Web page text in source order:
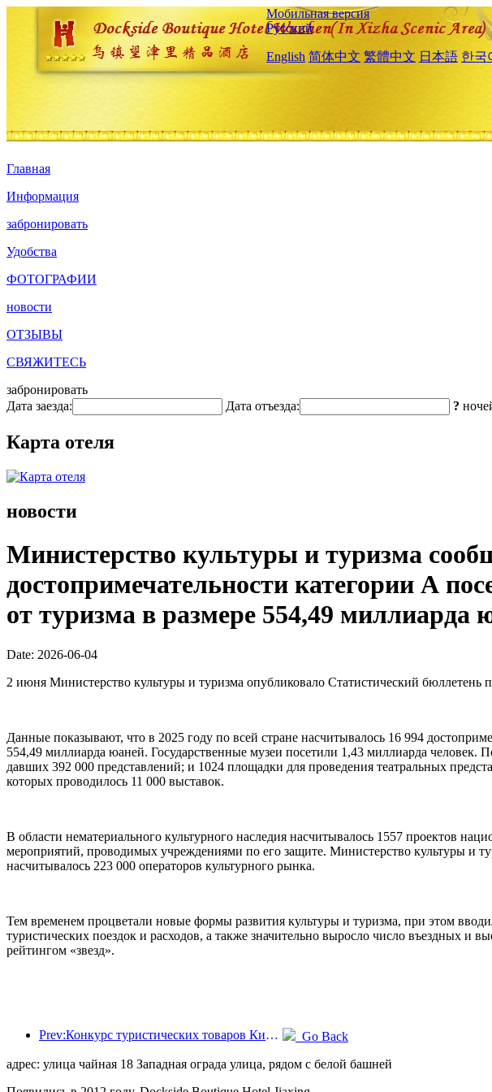
Мобильная версия
Русский
English 简体中文 繁體中文 日本語 한국
Главная
Информация
забронировать
Удобства
ФОТОГРАФИИ
новости
ОТЗЫВЫ
СВЯЖИТЕСЬ
забронировать
Дата заезда:
Дата отъезда: ?
Карта отеля
новости
Министерство культуры и туризма
достопримечательности категории А
от туризма в размере 554,49 миллиарда
Date: 2026-06-04
2 июня Министерство культуры и туризма опубликовало Статистический бюллетень
Данные показывают, что в 2025 году по всей стране насчитывалось 16 994
554,49 миллиарда юаней. Государственные музеи посетили 1,43 миллиарда человек.
давших 392 000 представлений; и 1024 площадки для проведения театральных
которых проводилось 11 000 выставок.
В области нематериального культурного наследия насчитывалось 1557 проектов
мероприятий, проводимых учреждениями по его защите. Министерство культуры и
насчитывалось 223 000 операторов культурного рынка.
Тем временем процветали новые формы развития культуры и туризма, при этом
туристических поездок и расходов, а также значительно выросло число въездных и
рейтингом «звезд».
Prev:Конкурс туристических товаров Китая успешно прошел в Сянтане (провинция Хунань).
Go Back
адрес: улица чайная 18 Западная ограда улица, рядом с белой башней